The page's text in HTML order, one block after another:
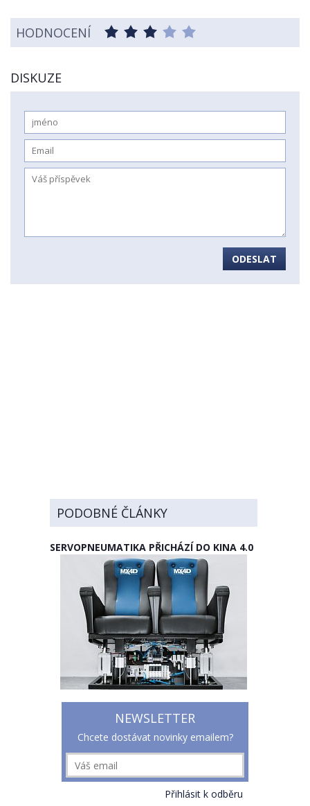
HODNOCENÍ
DISKUZE
ODESLAT
PODOBNÉ ČLÁNKY
SERVOPNEUMATIKA PŘICHÁZÍ DO KINA 4.0
NEWSLETTER
Chcete dostávat novinky emailem?